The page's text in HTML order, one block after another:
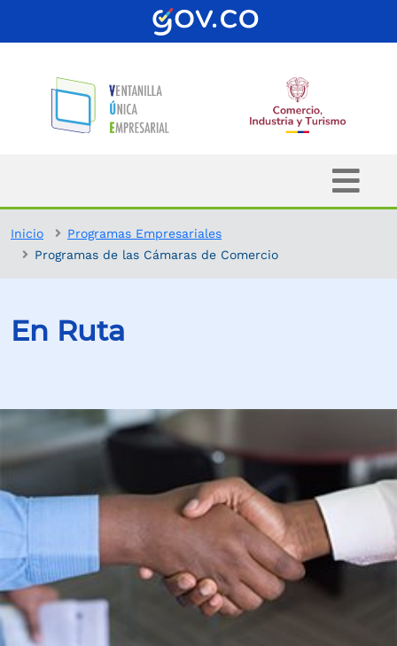
Inicio
Programas Empresariales
Programas de las Cámaras de Comercio
En Ruta